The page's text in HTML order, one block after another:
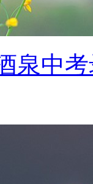
泉中